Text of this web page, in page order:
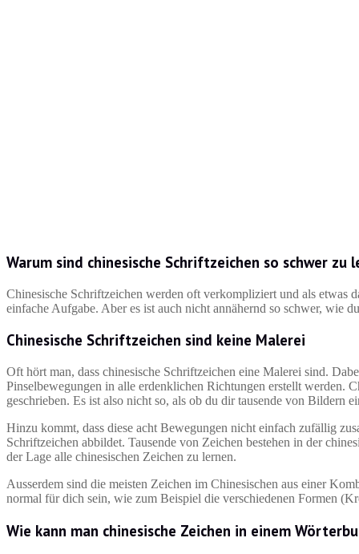
Warum sind chinesische Schriftzeichen so schwer zu
Chinesische Schriftzeichen werden oft verkompliziert und als etwas
einfache Aufgabe. Aber es ist auch nicht annähernd so schwer, wie
Chinesische Schriftzeichen sind keine Malerei
Oft hört man, dass chinesische Schriftzeichen eine Malerei sind.
Pinselbewegungen in alle erdenklichen Richtungen erstellt werden.
geschrieben. Es ist also nicht so, als ob du dir tausende von Bildern
Hinzu kommt, dass diese acht Bewegungen nicht einfach zufällig
Schriftzeichen abbildet. Tausende von Zeichen bestehen in der
der Lage alle chinesischen Zeichen zu lernen.
Ausserdem sind die meisten Zeichen im Chinesischen aus einer
normal für dich sein, wie zum Beispiel die verschiedenen Formen
Wie kann man chinesische Zeichen in einem